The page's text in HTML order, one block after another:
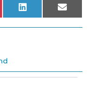
LinkedInEmail